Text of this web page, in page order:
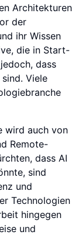
Architekturen
der
ihr Wissen
die in Start-
dass
Viele
wird auch von
Remote-
dass AI
sind
und
Technologien
hingegen
und